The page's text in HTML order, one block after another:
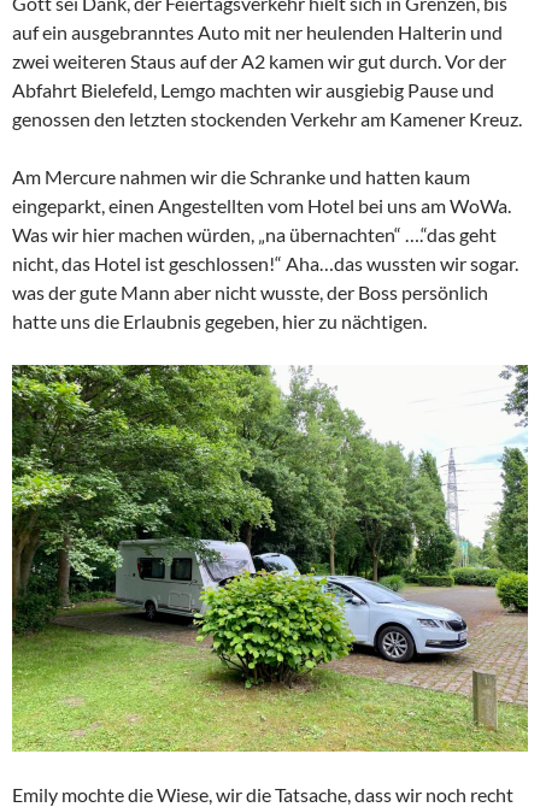
auf ein ausgebranntes Auto mit ner heulenden Halterin und
zwei weiteren Staus auf der A2 kamen wir gut durch. Vor der
Abfahrt Bielefeld, Lemgo machten wir ausgiebig Pause und
genossen den letzten stockenden Verkehr am Kamener Kreuz.
Am Mercure nahmen wir die Schranke und hatten kaum
eingeparkt, einen Angestellten vom Hotel bei uns am WoWa.
Was wir hier machen würden, „na übernachten“ ….“das geht
nicht, das Hotel ist geschlossen!“ Aha…das wussten wir sogar.
was der gute Mann aber nicht wusste, der Boss persönlich
hatte uns die Erlaubnis gegeben, hier zu nächtigen.
Emily mochte die Wiese, wir die Tatsache, dass wir noch recht